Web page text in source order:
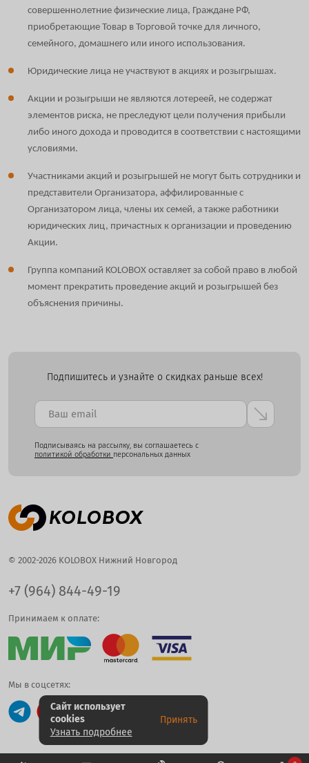
совершеннолетние физические лица, Граждане РФ,
приобретающие Товар в Торговой точке для личного,
семейного, домашнего или иного использования.
Юридические лица не участвуют в акциях и розыгрышах.
Акции и розыгрыши не являются лотереей, не содержат
элементов риска, не преследуют цели получения прибыли
либо иного дохода и проводится в соответствии с настоящими
условиями.
Участниками акций и розыгрышей не могут быть сотрудники и
представители Организатора, аффилированные с
Организатором лица, члены их семей, а также работники
юридических лиц, причастных к организации и проведению
Акции.
Группа компаний KOLOBOX оставляет за собой право в любой
момент прекратить проведение акций и розыгрышей без
объяснения причины.
Подпишитесь и узнайте о скидках раньше всех!
Подписываясь на рассылку, вы соглашаетесь с
политикой обработки персональных данных
© 2002-2026 KOLOBOX Нижний Новгород
+7 (964) 844-49-19
Принимаем к оплате:
Мы в соцсетях:
Сайт использует
cookies
Узнать подробнее
Принять